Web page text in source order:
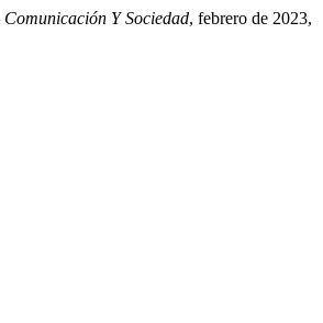
Comunicación Y Sociedad, febrero de 2023,